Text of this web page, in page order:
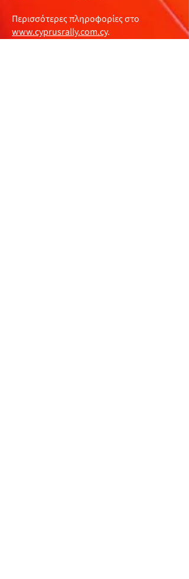
Περισσότερες πληροφορίες στο
www.cyprusrally.com.cy.